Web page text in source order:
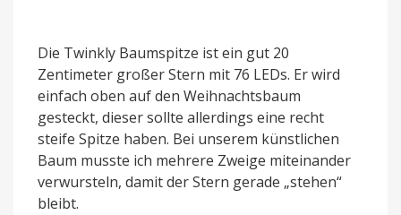
Die Twinkly Baumspitze ist ein gut 20
Zentimeter großer Stern mit 76 LEDs. Er wird
einfach oben auf den Weihnachtsbaum
gesteckt, dieser sollte allerdings eine recht
steife Spitze haben. Bei unserem künstlichen
Baum musste ich mehrere Zweige miteinander
verwursteln, damit der Stern gerade „stehen“
bleibt.